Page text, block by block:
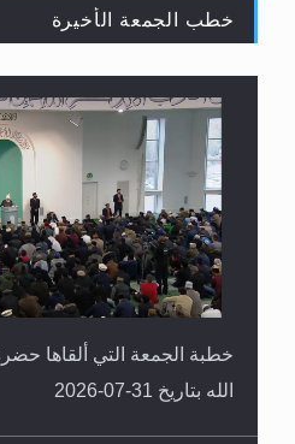
القرآن قاضٍ وحكمٌ على السنة
العكس
خطب الجمعة الأخيرة
خطبة الجمعة التي ألقاها
الله بتاريخ 31-07-2026